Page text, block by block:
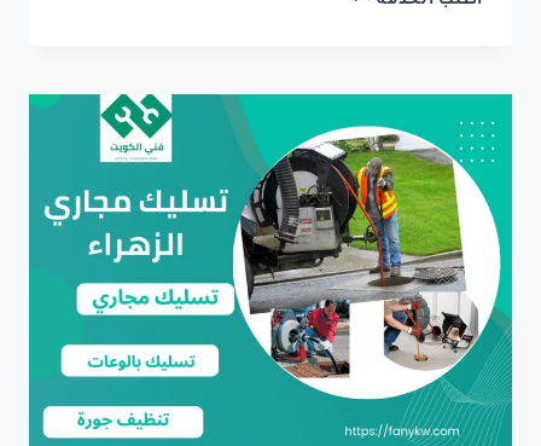
المجاري
والبالوعات
بافضل
الاسعار